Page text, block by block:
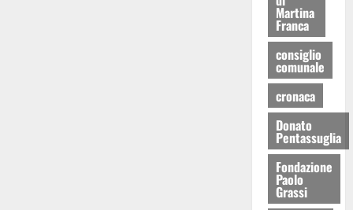
Martina
Franca
consiglio
comunale
cronaca
Donato
Pentassuglia
Fondazione
Paolo
Grassi